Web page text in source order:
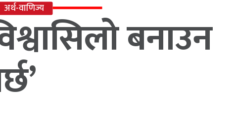
अर्थ-वाणिज्य
बनाउन